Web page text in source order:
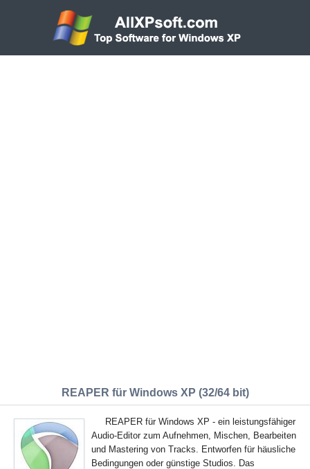
REAPER für Windows XP (32/64 bit)
REAPER für Windows XP - ein leistungsfähiger
Audio-Editor zum Aufnehmen, Mischen, Bearbeiten
und Mastering von Tracks. Entworfen für häusliche
Bedingungen oder günstige Studios. Das